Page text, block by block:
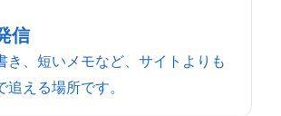
信
き、短いメモなど、サイトよりも
える場所です。